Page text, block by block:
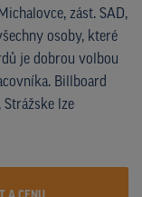
zást. SAD,
osoby, které
je dobrou volbou
Billboard
lze